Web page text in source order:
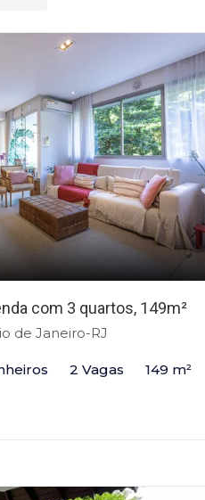
com 3 quartos, 149m²
de Janeiro-RJ
2 Vagas 149 m²